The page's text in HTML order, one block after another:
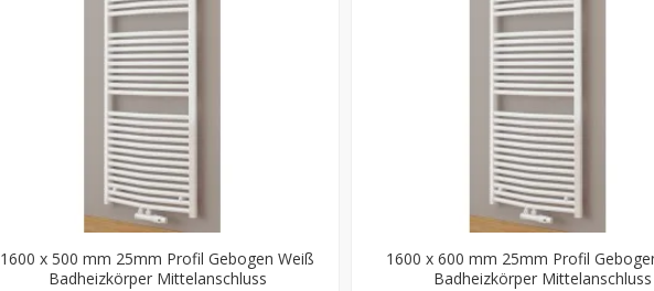
1600 x 500 mm 25mm Profil Gebogen Weiß
Badheizkörper Mittelanschluss
1600 x 600 mm 25mm Profil
Badheizkörper Mittelanschluss